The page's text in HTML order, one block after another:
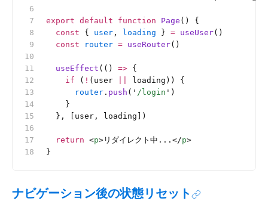
export default function Page () {
  const
{ user , loading } = useUser()
  const
router = useRouter()
  useEffect
(() => {
    if
( ! (user
loading)) {
      router
. push ( ' /login ' )
    }
  }, [user, loading])
  return
<p>リダイレクト中...</p>
}
ナビゲーション後の状態リセット